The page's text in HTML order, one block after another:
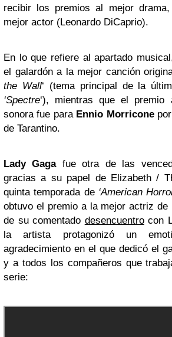
recibir los premios al mejor
mejor actor (Leonardo DiCaprio).
En lo que refiere al apartado
el galardón a la mejor canción
the Wall‘ (tema principal de la
‘Spectre‘), mientras que el premio
sonora fue para Ennio Morriconepor
de Tarantino.
Lady Gagafue otra de las
gracias a su papel de Elizabeth /
quinta temporada de ‘American
obtuvo el premio a la mejor actriz
de su comentado desencuentrocon
la artista protagonizó un
agradecimiento en el que dedicó el
y a todos los compañeros que
serie: